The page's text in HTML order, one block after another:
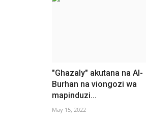
"Ghazaly" akutana na Al-
Burhan na viongozi wa
mapinduzi...
May 15, 2022